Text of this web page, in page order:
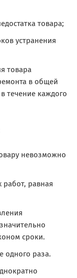
товара;
устранения
товара
в общей
течение каждого
невозможно
равная
сроки.
одного раза.